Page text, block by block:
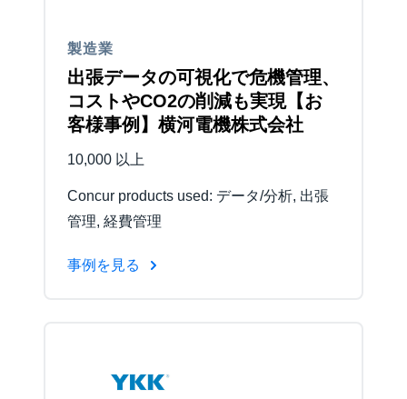
製造業
出張データの可視化で危機管理、
コストやCO2の削減も実現【お
客様事例】横河電機株式会社
10,000 以上
Concur products used: データ/分析, 出張
管理, 経費管理
事例を見る